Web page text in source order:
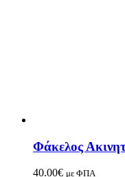
Φάκελος
40.00€ με ΦΠΑ